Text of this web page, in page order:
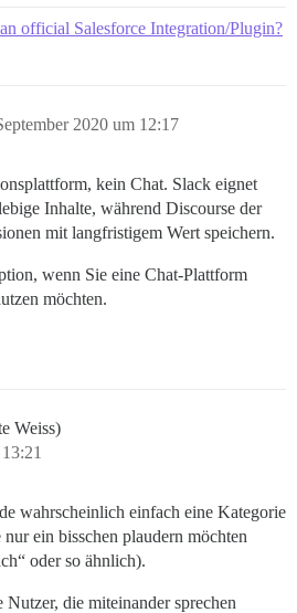
official Salesforce Integration/Plugin?
2020 um 12:17
kein Chat. Slack eignet
Inhalte, während Discourse der
mit langfristigem Wert speichern.
wenn Sie eine Chat-Plattform
möchten.
Weiss)
wahrscheinlich einfach eine Kategorie
ein bisschen plaudern möchten
oder so ähnlich).
Nutzer, die miteinander sprechen